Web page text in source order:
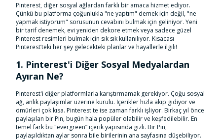
Pinterest, diğer sosyal ağlardan farklı bir amaca hizmet ediyor.
Çünkü bu platforma çoğunlukla "ne yaptım" demek için değil, "ne
yapmak istiyorum" sorusunun cevabını bulmak için geliniyor. Yeni
bir tarif denemek, evi yeniden dekore etmek veya sadece güzel
Pinterest resimleri bulmak için sık sık kullanılıyor. Kısacası
Pinterest’teki her şey gelecekteki planlar ve hayallerle ilgili!
1. Pinterest'i Diğer Sosyal Medyalardan
Ayıran Ne?
Pinterest'i diğer platformlarla karıştırmamak gerekiyor. Çoğu sosyal
ağ, anlık paylaşımlar üzerine kurulu. İçerikler hızla akıp gidiyor ve
ömürleri çok kısa. Pinterest'te ise zaman farklı işliyor. Birkaç yıl önce
paylaşılan bir Pin, bugün hala popüler olabilir ve keşfedilebilir. En
temel fark bu "evergreen” içerik yapısında gizli. Bir Pin,
paylaşıldıktan aylar sonra bile birilerinin ana sayfasına düşebiliyor.